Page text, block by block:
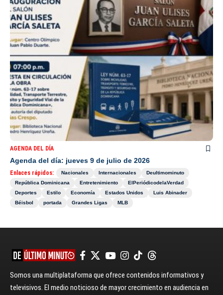
AGENDA DEL DÍA
Agenda del día: jueves 9 de julio de 2026
Enlaces rápidos: Nacionales Internacionales
Deultimominuto
República Dominicana
Entretenimiento
ElPeriódicodelaVerdad
Deportes
Estilo Economía Estados Unidos
Luis Abinader
Béisbol
portada Grandes Ligas MLB
Somos una multiplataforma que ofrece contenidos informativos y
televisivos. El medio noticioso de mayor crecimiento en audiencia en